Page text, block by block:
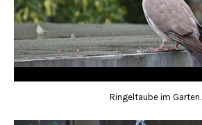
Ringeltaube im Garten.